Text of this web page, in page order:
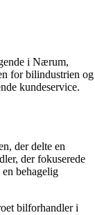
i Nærum,
for bilindustrien og
kundeservice.
der delte en
der fokuserede
behagelig
bilforhandler i